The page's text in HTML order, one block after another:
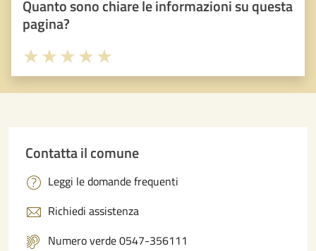
Quanto sono chiare le informazioni su questa
pagina?
Valuta 5 stelle su 5
Valuta 4 stelle su 5
Valuta 3 stelle su 5
Valuta 2 stelle su 5
Valuta 1 stelle su 5
Contatta il comune
Leggi le domande frequenti
Richiedi assistenza
Numero verde 0547-356111